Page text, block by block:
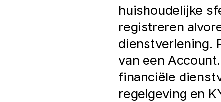
huishoudelijke
registreren
dienstverlening.
van een
financiële
regelgeving en